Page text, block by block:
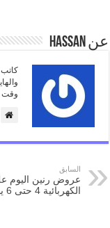
عن Hassan
وقت
السابق
عروض رنين اليوم
الكهربائية 4 حتى 6 يونيو 2026